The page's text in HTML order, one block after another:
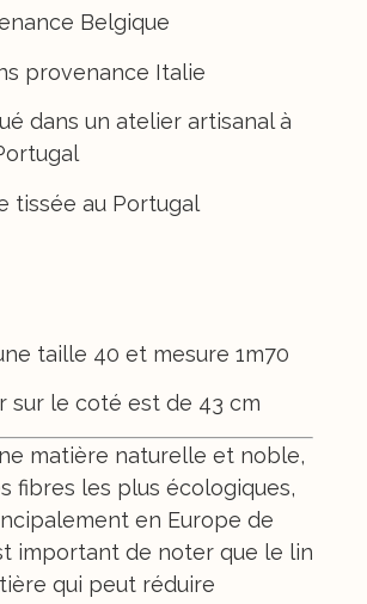
Belgique
provenance Italie
dans un atelier artisanal à
tissée au Portugal
taille 40 et mesure 1m70
sur le coté est de 43 cm
matière naturelle et noble,
fibres les plus écologiques,
en Europe de
important de noter que le lin
qui peut réduire